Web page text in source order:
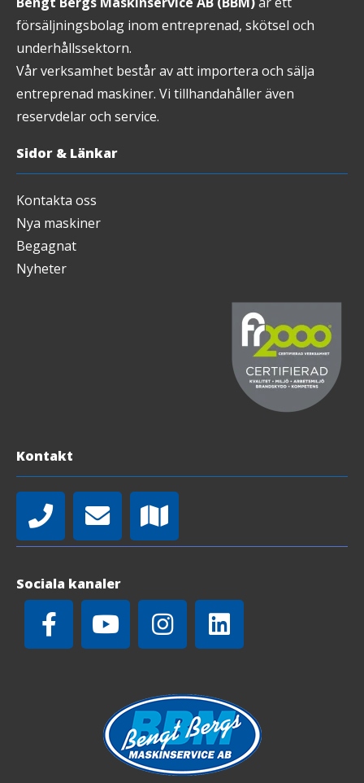
försäljningsbolag inom entreprenad, skötsel och
underhållssektorn.
Vår verksamhet består av att importera och sälja
entreprenad maskiner. Vi tillhandahåller även
reservdelar och service.
Sidor & Länkar
Kontakta oss
Nya maskiner
Begagnat
Nyheter
Kontakt
Sociala kanaler